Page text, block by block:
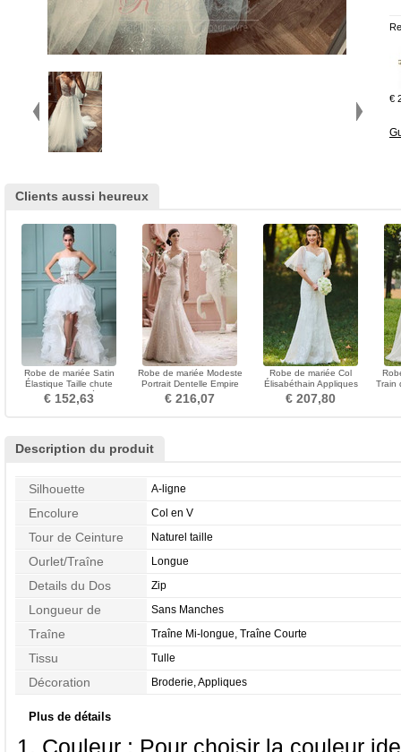
€
Clients aussi heureux
Robe de mariée Satin
Élastique Taille chute
Dramatique Asymétrique
€ 152,63
Robe de mariée Modeste
Portrait Dentelle Empire
Haut Bas Gaze
€ 216,07
Robe de mariée Col
Élisabéthain Appliques
Exquisite Taille chute
€ 207,80
Train
Description du produit
Silhouette A-ligne
Encolure Col en V
Tour de Ceinture Naturel taille
Ourlet/Traîne Longue
Details du Dos Zip
Longueur de
Manches
Sans Manches
Traîne Traîne Mi-longue, Traîne Courte
Tissu Tulle
Décoration Broderie, Appliques
Plus de détails
Couleur : Pour choisir la couleur